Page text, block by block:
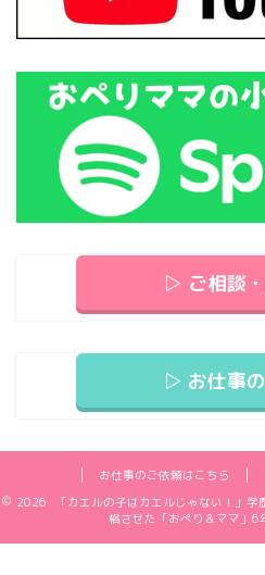
▷ ご相談
▷ お仕事
お仕事のご依頼はこちら
2026 「カエルの子はカエルじゃない！」学
格させた「おぺり＆ママ」6